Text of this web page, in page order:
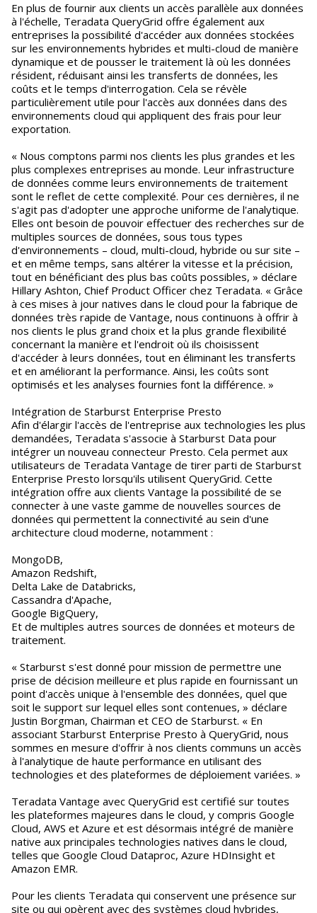
En plus de fournir aux clients un accès parallèle aux données
à l'échelle, Teradata QueryGrid offre également aux
entreprises la possibilité d'accéder aux données stockées
sur les environnements hybrides et multi-cloud de manière
dynamique et de pousser le traitement là où les données
résident, réduisant ainsi les transferts de données, les
coûts et le temps d'interrogation. Cela se révèle
particulièrement utile pour l'accès aux données dans des
environnements cloud qui appliquent des frais pour leur
exportation.
« Nous comptons parmi nos clients les plus grandes et les
plus complexes entreprises au monde. Leur infrastructure
de données comme leurs environnements de traitement
sont le reflet de cette complexité. Pour ces dernières, il ne
s'agit pas d'adopter une approche uniforme de l'analytique.
Elles ont besoin de pouvoir effectuer des recherches sur de
multiples sources de données, sous tous types
d'environnements – cloud, multi-cloud, hybride ou sur site –
et en même temps, sans altérer la vitesse et la précision,
tout en bénéficiant des plus bas coûts possibles, » déclare
Hillary Ashton, Chief Product Officer chez Teradata. « Grâce
à ces mises à jour natives dans le cloud pour la fabrique de
données très rapide de Vantage, nous continuons à offrir à
nos clients le plus grand choix et la plus grande flexibilité
concernant la manière et l'endroit où ils choisissent
d'accéder à leurs données, tout en éliminant les transferts
et en améliorant la performance. Ainsi, les coûts sont
optimisés et les analyses fournies font la différence. »
Intégration de Starburst Enterprise Presto
Afin d'élargir l'accès de l'entreprise aux technologies les plus
demandées, Teradata s'associe à Starburst Data pour
intégrer un nouveau connecteur Presto. Cela permet aux
utilisateurs de Teradata Vantage de tirer parti de Starburst
Enterprise Presto lorsqu'ils utilisent QueryGrid. Cette
intégration offre aux clients Vantage la possibilité de se
connecter à une vaste gamme de nouvelles sources de
données qui permettent la connectivité au sein d'une
architecture cloud moderne, notamment :
MongoDB,
Amazon Redshift,
Delta Lake de Databricks,
Cassandra d'Apache,
Google BigQuery,
Et de multiples autres sources de données et moteurs de
traitement.
« Starburst s'est donné pour mission de permettre une
prise de décision meilleure et plus rapide en fournissant un
point d'accès unique à l'ensemble des données, quel que
soit le support sur lequel elles sont contenues, » déclare
Justin Borgman, Chairman et CEO de Starburst. « En
associant Starburst Enterprise Presto à QueryGrid, nous
sommes en mesure d'offrir à nos clients communs un accès
à l'analytique de haute performance en utilisant des
technologies et des plateformes de déploiement variées. »
Teradata Vantage avec QueryGrid est certifié sur toutes
les plateformes majeures dans le cloud, y compris Google
Cloud, AWS et Azure et est désormais intégré de manière
native aux principales technologies natives dans le cloud,
telles que Google Cloud Dataproc, Azure HDInsight et
Amazon EMR.
Pour les clients Teradata qui conservent une présence sur
site ou qui opèrent avec des systèmes cloud hybrides,